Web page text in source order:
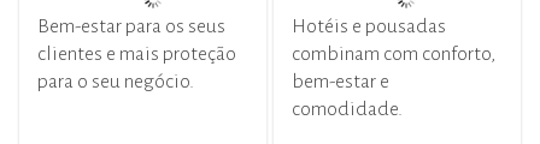
Bem-estar para os seus
clientes e mais proteção
para o seu negócio.
Hotéis e pousadas
combinam com conforto,
bem-estar e
comodidade.